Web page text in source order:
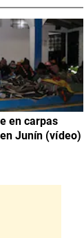
en carpas
Junín (vídeo)